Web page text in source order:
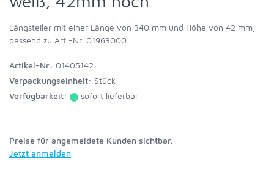
Längsteiler mit einer Länge von 340 mm und Höhe von 42 mm,
passend zu Art.-Nr. 01963000
Artikel-Nr: 01405142
Verpackungseinheit: Stück
Verfügbarkeit:
sofort lieferbar
Preise für angemeldete Kunden sichtbar.
Jetzt anmelden